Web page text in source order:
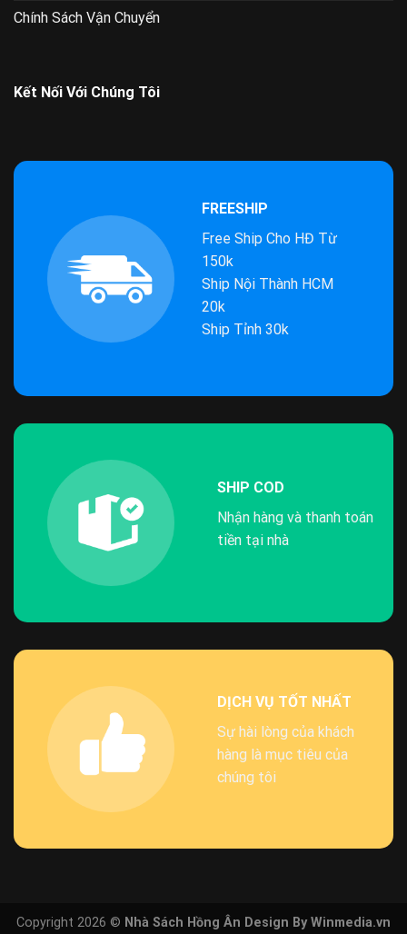
Chính Sách Vận Chuyển
Kết Nối Với Chúng Tôi
FREESHIP
Free Ship Cho HĐ Từ
150k
Ship Nội Thành HCM
20k
Ship Tỉnh 30k
SHIP COD
Nhận hàng và thanh toán
tiền tại nhà
DỊCH VỤ TỐT NHẤT
Sự hài lòng của khách
hàng là mục tiêu của
chúng tôi
Copyright 2026 © Nhà Sách Hồng Ân Design By Winmedia.vn